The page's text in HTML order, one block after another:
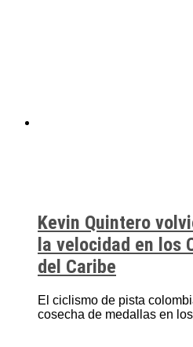
Kevin Quintero
la velocidad en los
del Caribe
El ciclismo de pista
cosecha de medallas en